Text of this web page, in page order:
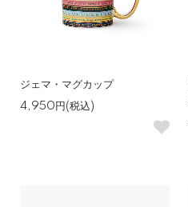
ジェマ・マグカップ
4,950円(税込)